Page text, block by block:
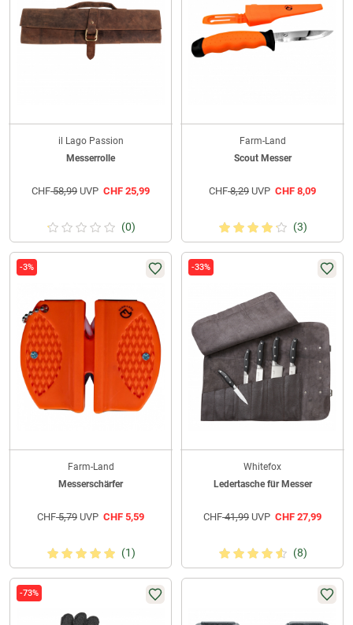
il Lago Passion
Messerrolle
CHF58,99 UVP CHF 25,99
(0)
Farm-Land
Scout Messer
CHF8,29 UVP CHF 8,09
(3)
-3%
Farm-Land
Messerschärfer
CHF5,79 UVP CHF 5,59
(1)
-33%
Whitefox
Ledertasche für Messer
CHF41,99 UVP CHF 27,99
(8)
-73%